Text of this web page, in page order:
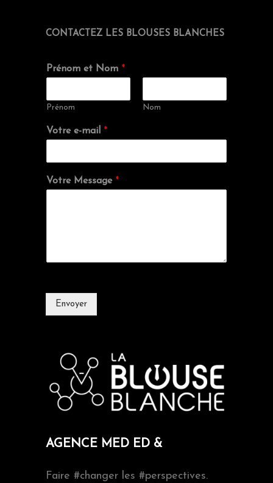
CONTACTEZ LES BLOUSES BLANCHES
Prénom et Nom *
Prénom Nom
Votre e-mail *
Votre Message *
Envoyer
AGENCE MED ED &
Faire #changer les #perspectives.